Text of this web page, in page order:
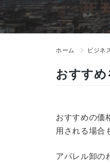
ホーム ビジネ
おすす
おすすめの価
用される場合
アパレル卸の